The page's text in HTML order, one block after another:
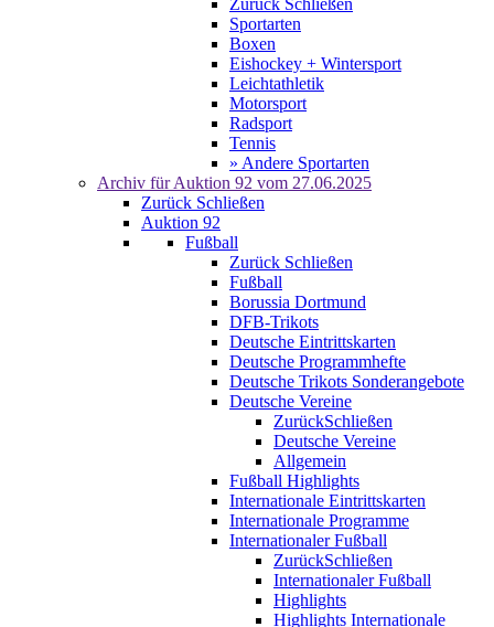
Zurück Schließen
Sportarten
Boxen
Eishockey + Wintersport
Leichtathletik
Motorsport
Radsport
Tennis
» Andere Sportarten
Archiv für Auktion 92 vom 27.06.2025
Zurück Schließen
Auktion 92
Fußball
Zurück Schließen
Fußball
Borussia Dortmund
DFB-Trikots
Deutsche Eintrittskarten
Deutsche Programmhefte
Deutsche Trikots Sonderangebote
Deutsche Vereine
ZurückSchließen
Deutsche Vereine
Allgemein
Fußball Highlights
Internationale Eintrittskarten
Internationale Programme
Internationaler Fußball
ZurückSchließen
Internationaler Fußball
Highlights
Highlights Internationale